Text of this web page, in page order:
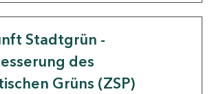
Stadtgrün -
des
Grüns (ZSP)